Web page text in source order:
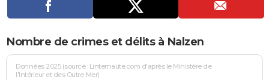
Se connecter
Entreprises
Service militaire
Avis de recherche
AVIS DE DÉCÈS
Bricolage
Lifestyle
Culture
Sport
Auto
Television
Voyage
Cinema
Nombre de crimes et délits à Nalzen
Données 2025 (source : Linternaute.com d'après le Ministère de
l'Intérieur et des Outre-Mer)